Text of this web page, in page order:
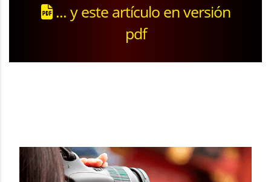
... y este artículo en versión
pdf